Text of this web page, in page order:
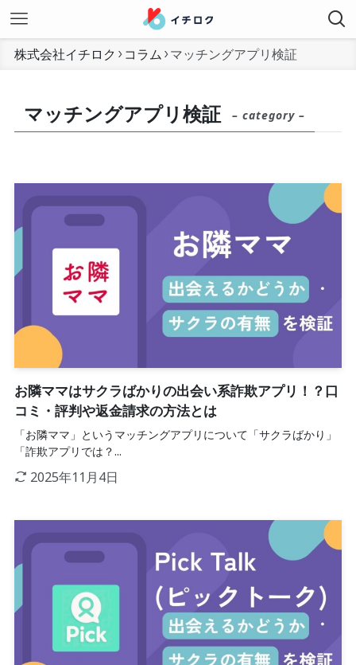
株式会社イチロク コラム マッチングアプリ検証
マッチングアプリ検証 – category –
お隣ママはサクラばかりの出会い系詐欺アプリ！？口
コミ・評判や返金請求の方法とは
「お隣ママ」というマッチングアプリについて「サクラばかり」
「詐欺アプリでは？...
2025年11月4日